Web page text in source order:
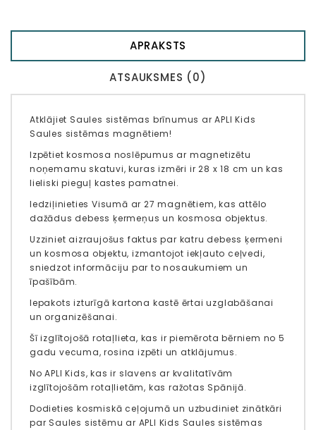
APRAKSTS
ATSAUKSMES (0)
Atklājiet Saules sistēmas brīnumus ar APLI Kids
Saules sistēmas magnētiem!
Izpētiet kosmosa noslēpumus ar magnetizētu
noņemamu skatuvi, kuras izmēri ir 28 x 18 cm un kas
lieliski pieguļ kastes pamatnei.
Iedziļinieties Visumā ar 27 magnētiem, kas attēlo
dažādus debess ķermeņus un kosmosa objektus.
Uzziniet aizraujošus faktus par katru debess ķermeni
un kosmosa objektu, izmantojot iekļauto ceļvedi,
sniedzot informāciju par to nosaukumiem un
īpašībām.
Iepakots izturīgā kartona kastē ērtai uzglabāšanai
un organizēšanai.
Šī izglītojošā rotaļlieta, kas ir piemērota bērniem no 5
gadu vecuma, rosina izpēti un atklājumus.
No APLI Kids, kas ir slavens ar kvalitatīvām
izglītojošām rotaļlietām, kas ražotas Spānijā.
Dodieties kosmiskā ceļojumā un uzbudiniet zinātkāri
par Saules sistēmu ar APLI Kids Saules sistēmas